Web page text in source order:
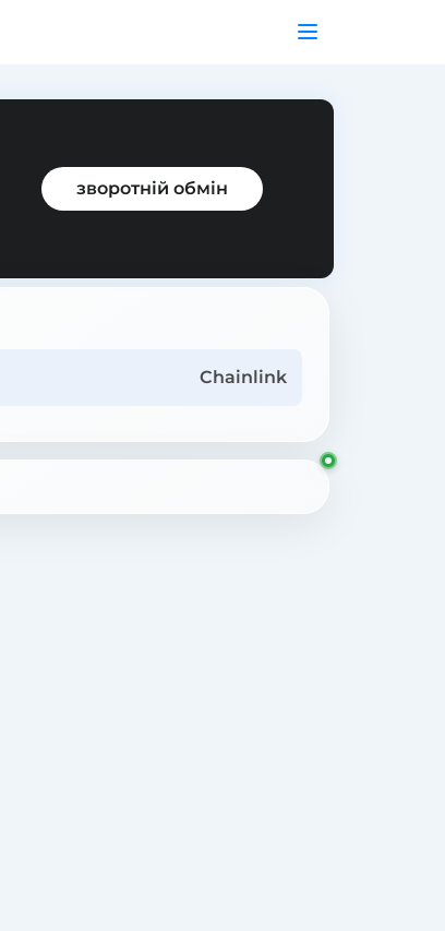
зворотній обмін
Chainlink